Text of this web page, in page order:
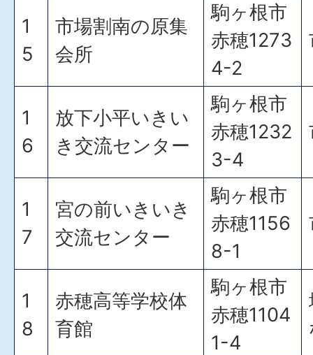
1
5
市場割南の原集
会所
駒ヶ根市
赤穂1273
4-2
1
6
放下小平いきい
き交流センター
駒ヶ根市
赤穂1232
3-4
1
7
宮の前いきいき
交流センター
駒ヶ根市
赤穂1156
8-1
1
8
赤穂高等学校体
育館
駒ヶ根市
赤穂1104
1-4